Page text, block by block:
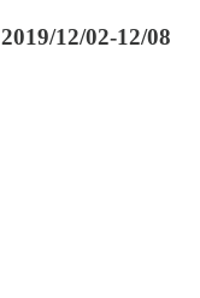
12/02-12/08